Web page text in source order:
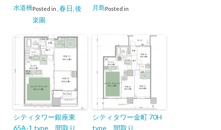
Posted in
水道橋 春日 後
楽園
Posted in
月島
シティタワー銀座東
65A-1 type 間取り
シティタワー金町 70H
type 間取り